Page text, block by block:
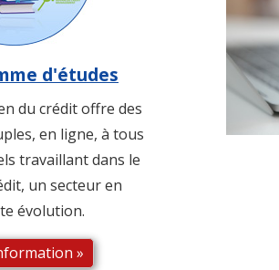
d'études
du crédit offre des
en ligne, à tous
travaillant dans le
un secteur en
évolution.
»